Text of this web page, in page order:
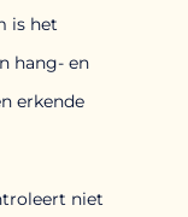
is het
hang- en
erkende
niet